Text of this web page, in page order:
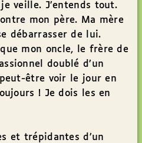
veille. J’entends tout.
mon père. Ma mère
débarrasser de lui.
mon oncle, le frère de
doublé d’un
être voir le jour en
! Je dois les en
et trépidantes d’un